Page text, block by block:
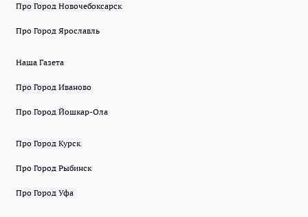
Про Город Новочебоксарск
Про Город Ярославль
Наша Газета
Про Город Иваново
Про Город Йошкар-Ола
Про Город Курск
Про Город Рыбинск
Про Город Уфа